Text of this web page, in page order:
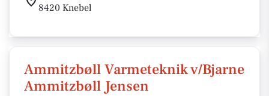
8420 Knebel
Ammitzbøll Varmeteknik v/Bjarne
Ammitzbøll Jensen